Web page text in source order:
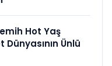
Hot Yaş
Ünlü